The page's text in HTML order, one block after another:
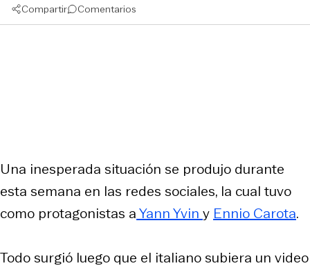
Compartir Comentarios
Una inesperada situación se produjo durante
esta semana en las redes sociales, la cual tuvo
como protagonistas aYann Yvin y Ennio Carota.
Todo surgió luego que el italiano subiera un video